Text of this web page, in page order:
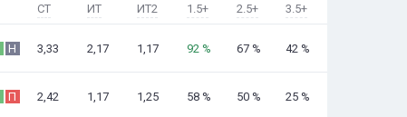
СТ ИТ ИТ2 1.5+ 2.5+ 3.5+
Н 3,33 2,17 1,17 92 % 67 % 42 %
П 2,42 1,17 1,25 58 % 50 % 25 %